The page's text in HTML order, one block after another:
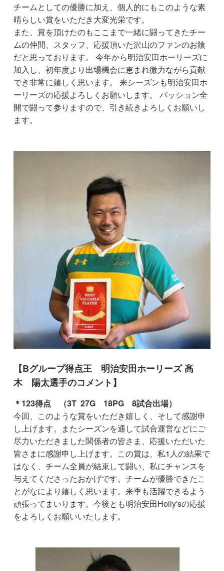
チームとしての優勝に加え、個人的にもこのような素
晴らしい賞をいただき大変光栄です。
また、賞を頂けたのもここまで一緒に闘ってきたチー
ムの仲間、スタッフ、応援頂いた沢山のファンのお陰
だと思っております。 今年から明治安田ホーリーズに
加入し、初年度より出場機会に恵まれ微力ながら貢献
でき非常に嬉しく思います。 来シーズンも明治安田ホ
ーリーズの応援よろしくお願いします。 パッション全
開で闘って参りますので、引き続きよろしくお願いし
ます。
【Bグループ得点王 明治安田ホーリーズ 髙
木 陽太選手のコメント】
＊123得点 （3T 27G 18PG 8試合出場）
今回、このような賞をいただき嬉しく、そして感謝申
し上げます。またシーズンを通して試合運営などにご
尽力いただきました関係者の皆さま、応援いただいた
皆さまに感謝申し上げます。この賞は、私1人の結果で
はなく、チーム全員が結束して闘い、私にチャンスを
与えてくださったおかげです。チームが優勝できたこ
とがなにより嬉しく思います。来季も活躍できるよう
頑張ってまいります。今後とも明治安田Holly'sの応援
をよろしくお願いいたします。